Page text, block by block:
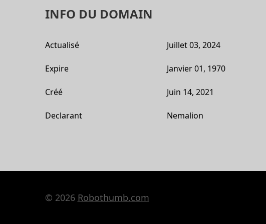
INFO DU DOMAIN
Actualisé Juillet 03, 2024
Expire Janvier 01, 1970
Créé Juin 14, 2021
Declarant Nemalion
© 2026 Robothumb.com